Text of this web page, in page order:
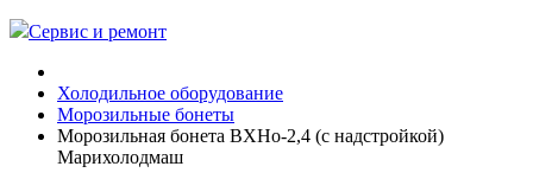
Сервис и ремонт
Холодильное оборудование
Морозильные бонеты
Морозильная бонета ВХНо-2,4 (с надстройкой)
Марихолодмаш